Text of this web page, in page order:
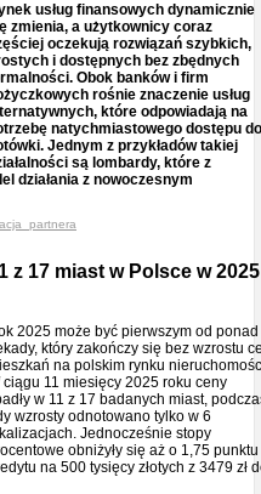
usług finansowych dynamicznie
zmienia, a użytkownicy coraz
oczekują rozwiązań szybkich,
i dostępnych bez zbędnych
Obok banków i firm
rośnie znaczenie usług
które odpowiadają na
natychmiastowego dostępu do
Jednym z przykładów takiej
są lombardy, które z
działania z nowoczesnym
z 17 miast w Polsce w 2025
2025 może być pierwszym od ponad
który zakończy się bez wzrostu
na polskim rynku
ciągu 11 miesięcy 2025 roku ceny
w 11 z 17 badanych miast,
wzrosty odnotowano tylko w 6
Jednocześnie stopy
obniżyły się aż o 1,75 punktu
na 500 tysięcy złotych z 3479 zł